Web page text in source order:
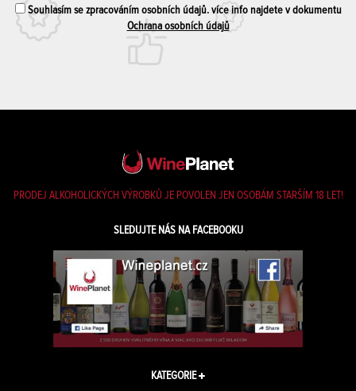
Souhlasím se zpracováním osobních údajů. více info najdete v dokumentu
Ochrana osobních údajů
PRODEJ ALKOHOLICKÝCH VÝROBKŮ JE POVOLEN JEN OSOBÁM STARŠÍM 18 LET!
SLEDUJTE NÁS NA FACEBOOKU
KATEGORIE